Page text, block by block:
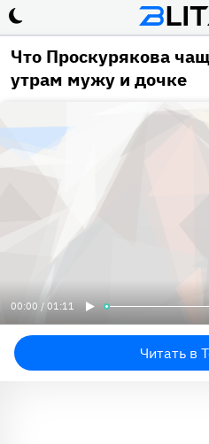
Что Проскурякова
утрам мужу и дочке
00:00 / 01:11
Читать в